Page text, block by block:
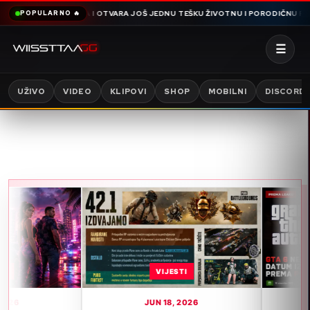
POPULARNO 🔥
OMERA I OTVARA JOŠ JEDNU TEŠKU ŽIVOTNU I PORODIČNU PRIČU
☰
UŽIVO VIDEO KLIPOVI SHOP MOBILNI DISCORD
VIJESTI
JUN 18, 2026